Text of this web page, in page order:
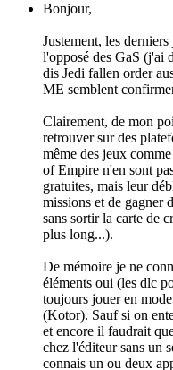
Bonjour,
Justement, les
l'opposé des GaS (j'ai
dis Jedi fallen order
ME semblent
Clairement, de mon
retrouver sur des
même des jeux
of Empire n'en sont
gratuites, mais leur
missions et de gagner
sans sortir la carte de
plus long...).
De mémoire je ne
éléments oui (les dlc
toujours jouer en
(Kotor). Sauf si on
et encore il faudrait
chez l'éditeur sans un
connais un ou deux